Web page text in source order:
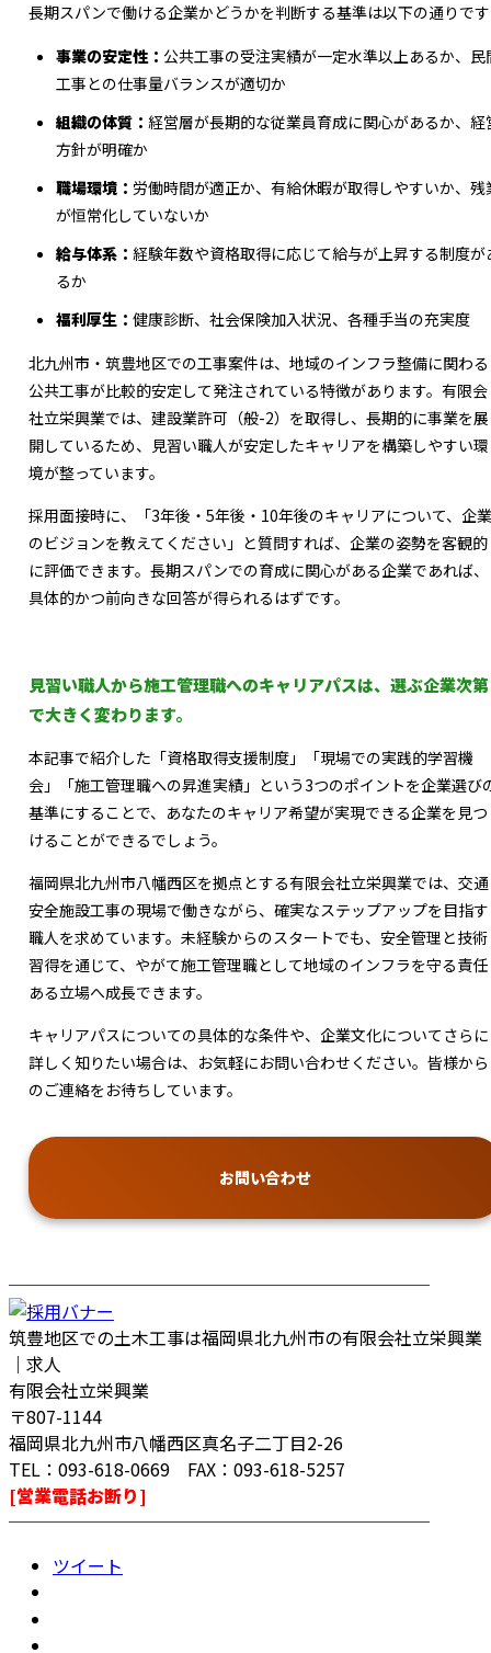
長期スパンで働ける企業かどうかを判断する基準は以下の通りです
事業の安定性： 公共工事の受注実績が一定水準以上あるか、民
工事との仕事量バランスが適切か
組織の体質： 経営層が長期的な従業員育成に関心があるか、経
方針が明確か
職場環境： 労働時間が適正か、有給休暇が取得しやすいか、残
が恒常化していないか
給与体系： 経験年数や資格取得に応じて給与が上昇する制度が
るか
福利厚生： 健康診断、社会保険加入状況、各種手当の充実度
北九州市・筑豊地区での工事案件は、地域のインフラ整備に関わる
公共工事が比較的安定して発注されている特徴があります。有限会
社立栄興業では、建設業許可（般-2）を取得し、長期的に事業を展
開しているため、見習い職人が安定したキャリアを構築しやすい環
境が整っています。
採用面接時に、「3年後・5年後・10年後のキャリアについて、企業
のビジョンを教えてください」と質問すれば、企業の姿勢を客観的
に評価できます。長期スパンでの育成に関心がある企業であれば、
具体的かつ前向きな回答が得られるはずです。
見習い職人から施工管理職へのキャリアパスは、選ぶ企業次第
で大きく変わります。
本記事で紹介した「資格取得支援制度」「現場での実践的学習機
会」「施工管理職への昇進実績」という3つのポイントを企業選び
基準にすることで、あなたのキャリア希望が実現できる企業を見つ
けることができるでしょう。
福岡県北九州市八幡西区を拠点とする有限会社立栄興業では、交通
安全施設工事の現場で働きながら、確実なステップアップを目指す
職人を求めています。未経験からのスタートでも、安全管理と技術
習得を通じて、やがて施工管理職として地域のインフラを守る責任
ある立場へ成長できます。
キャリアパスについての具体的な条件や、企業文化についてさらに
詳しく知りたい場合は、お気軽にお問い合わせください。皆様から
のご連絡をお待ちしています。
お問い合わせ
────────────────────────
筑豊地区での土木工事は福岡県北九州市の有限会社立栄興業
｜求人
有限会社立栄興業
〒807-1144
福岡県北九州市八幡西区真名子二丁目2-26
TEL：093-618-0669 FAX：093-618-5257
[営業電話お断り]
────────────────────────
ツイート